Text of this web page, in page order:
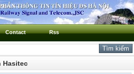
Contact Rss
Hasitec